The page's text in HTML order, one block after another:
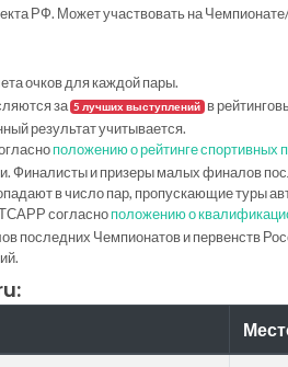
РФ. Может участвовать на
очков для каждой пары.
за 5 лучших выступлений в
результат учитывается.
положению о рейтинге
Финалисты и призеры малых финалов
в число пар, пропускающие туры
согласноположению о
последних Чемпионатов и первенств